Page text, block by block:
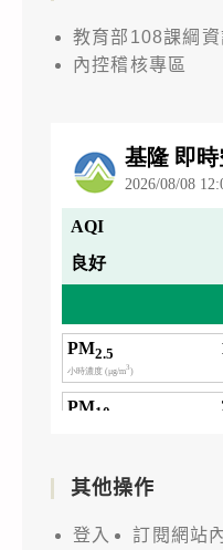
教育部108課綱資
內控稽核專區
其他操作
登入
訂閱網站